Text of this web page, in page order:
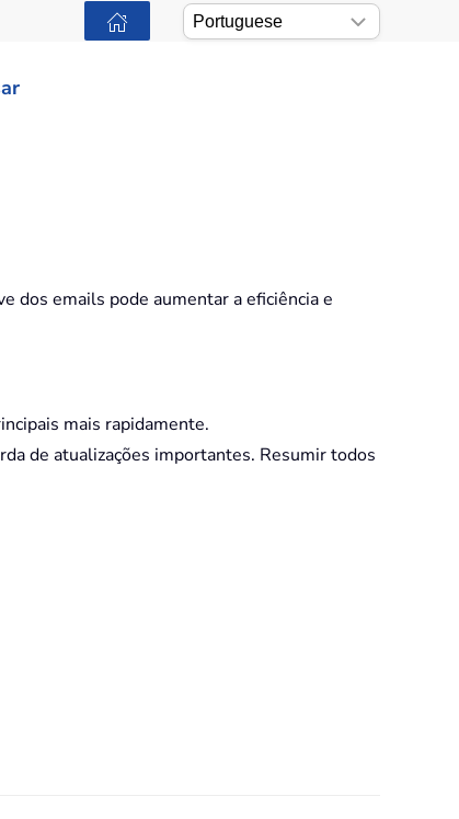
dos emails pode aumentar a eficiência e
mais rapidamente.
de atualizações importantes. Resumir todos